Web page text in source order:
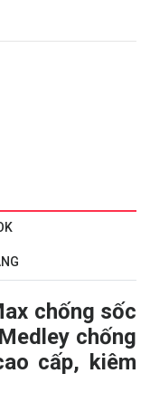
chống sốc
chống
cấp, kiêm